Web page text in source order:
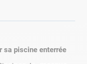
sa piscine enterrée